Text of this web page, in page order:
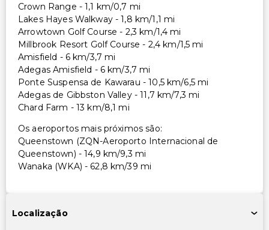
Crown Range - 1,1 km/0,7 mi
Lakes Hayes Walkway - 1,8 km/1,1 mi
Arrowtown Golf Course - 2,3 km/1,4 mi
Millbrook Resort Golf Course - 2,4 km/1,5 mi
Amisfield - 6 km/3,7 mi
Adegas Amisfield - 6 km/3,7 mi
Ponte Suspensa de Kawarau - 10,5 km/6,5 mi
Adegas de Gibbston Valley - 11,7 km/7,3 mi
Chard Farm - 13 km/8,1 mi
Os aeroportos mais próximos são:
Queenstown (ZQN-Aeroporto Internacional de
Queenstown) - 14,9 km/9,3 mi
Wanaka (WKA) - 62,8 km/39 mi
Localização